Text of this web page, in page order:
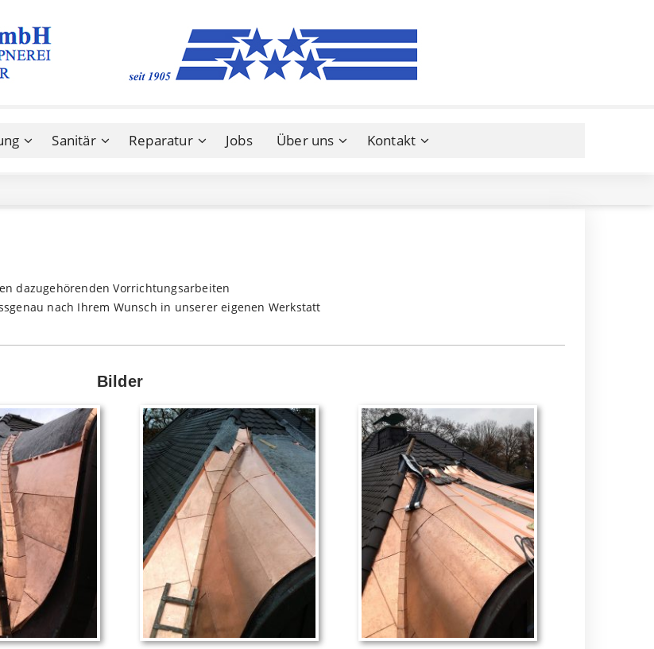
Sanitär Reparatur Jobs Über uns Kontakt
dazugehörenden Vorrichtungsarbeiten
nach Ihrem Wunsch in unserer eigenen Werkstatt
Bilder